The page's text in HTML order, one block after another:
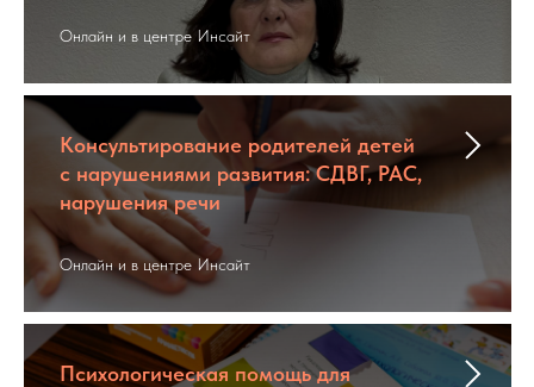
Онлайн и в центре Инсайт
Консультирование родителей детей
с нарушениями развития: СДВГ, РАС,
нарушения речи
Онлайн и в центре Инсайт
Психологическая помощь для